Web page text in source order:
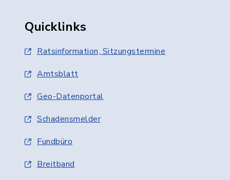
Quicklinks
Ratsinformation, Sitzungstermine
Amtsblatt
Geo-Datenportal
Schadensmelder
Fundbüro
Breitband